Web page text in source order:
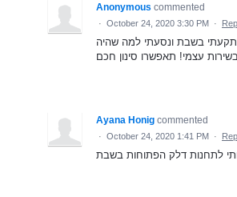
Anonymous commented
· October 24, 2020 3:30 PM ·
בשבת ונסעתי למה שהיה
עצמי! תאפשרו סינון חכם
Ayana Honig commented
· October 24, 2020 1:41 PM ·
לתחנות דלק הפתוחות בשבת